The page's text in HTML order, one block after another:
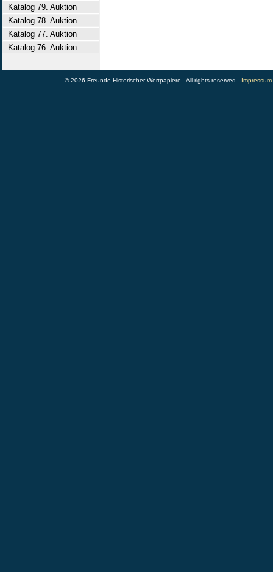
Katalog 79. Auktion
Katalog 78. Auktion
Katalog 77. Auktion
Katalog 76. Auktion
© 2026 Freunde Historischer Wertpapiere - All rights reserved - Impressum